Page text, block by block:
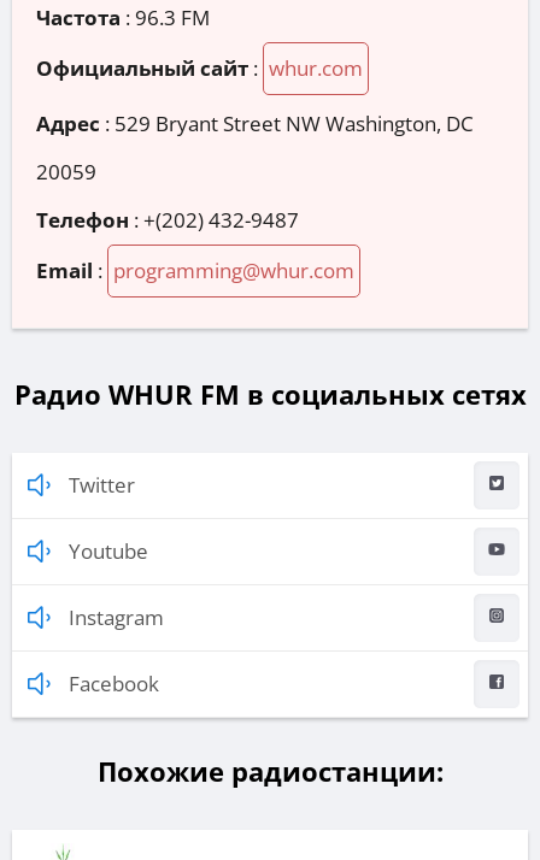
Частота : 96.3 FM
Официальный сайт : whur.com
Адрес : 529 Bryant Street NW Washington, DC
20059
Телефон :+(202) 432-9487
Email : programming@whur.com
Радио WHUR FM в социальных сетях
Twitter
Youtube
Instagram
Facebook
Похожие радиостанции: